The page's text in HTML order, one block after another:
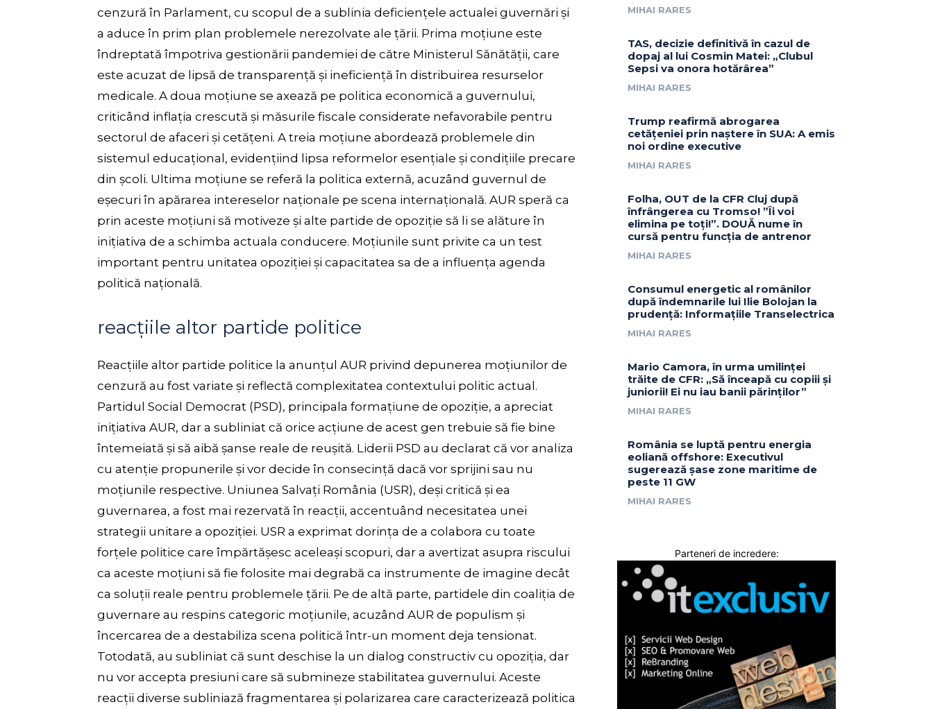
cenzură în Parlament, cu scopul de a sublinia deficiențele actualei guvernări și
a aduce în prim plan problemele nerezolvate ale țării. Prima moțiune este
îndreptată împotriva gestionării pandemiei de către Ministerul Sănătății, care
este acuzat de lipsă de transparență și ineficiență în distribuirea resurselor
medicale. A doua moțiune se axează pe politica economică a guvernului,
criticând inflația crescută și măsurile fiscale considerate nefavorabile pentru
sectorul de afaceri și cetățeni. A treia moțiune abordează problemele din
sistemul educațional, evidențiind lipsa reformelor esențiale și condițiile precare
din școli. Ultima moțiune se referă la politica externă, acuzând guvernul de
eșecuri în apărarea intereselor naționale pe scena internațională. AUR speră ca
prin aceste moțiuni să motiveze și alte partide de opoziție să li se alăture în
inițiativa de a schimba actuala conducere. Moțiunile sunt privite ca un test
important pentru unitatea opoziției și capacitatea sa de a influența agenda
politică națională.
reacțiile altor partide politice
Reacțiile altor partide politice la anunțul AUR privind depunerea moțiunilor de
cenzură au fost variate și reflectă complexitatea contextului politic actual.
Partidul Social Democrat (PSD), principala formațiune de opoziție, a apreciat
inițiativa AUR, dar a subliniat că orice acțiune de acest gen trebuie să fie bine
întemeiată și să aibă șanse reale de reușită. Liderii PSD au declarat că vor analiza
cu atenție propunerile și vor decide în consecință dacă vor sprijini sau nu
moțiunile respective. Uniunea Salvați România (USR), deși critică și ea
guvernarea, a fost mai rezervată în reacții, accentuând necesitatea unei
strategii unitare a opoziției. USR a exprimat dorința de a colabora cu toate
forțele politice care împărtășesc aceleași scopuri, dar a avertizat asupra riscului
ca aceste moțiuni să fie folosite mai degrabă ca instrumente de imagine decât
ca soluții reale pentru problemele țării. Pe de altă parte, partidele din coaliția de
guvernare au respins categoric moțiunile, acuzând AUR de populism și
încercarea de a destabiliza scena politică într-un moment deja tensionat.
Totodată, au subliniat că sunt deschise la un dialog constructiv cu opoziția, dar
nu vor accepta presiuni care să submineze stabilitatea guvernului. Aceste
reacții diverse subliniază fragmentarea și polarizarea care caracterizează politica
MIHAI RARES
TAS, decizie definitivă în cazul de
dopaj al lui Cosmin Matei: „Clubul
Sepsi va onora hotărârea”
MIHAI RARES
Trump reafirmă abrogarea
cetățeniei prin naștere în SUA: A emis
noi ordine executive
MIHAI RARES
Folha, OUT de la CFR Cluj după
înfrângerea cu Tromso! ”Îi voi
elimina pe toți!”. DOUĂ nume în
cursă pentru funcția de antrenor
MIHAI RARES
Consumul energetic al românilor
după îndemnarile lui Ilie Bolojan la
prudență: Informațiile Transelectrica
MIHAI RARES
Mario Camora, în urma umilinței
trăite de CFR: „Să înceapă cu copiii și
juniorii! Ei nu iau banii părinților”
MIHAI RARES
România se luptă pentru energia
eoliană offshore: Executivul
sugerează șase zone maritime de
peste 11 GW
MIHAI RARES
Parteneri de incredere: